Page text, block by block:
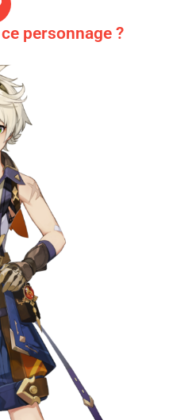
personnage ?